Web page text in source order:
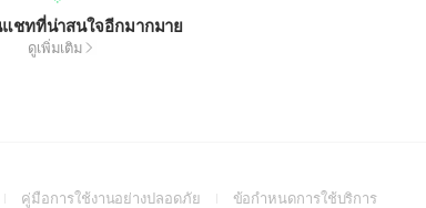
แชทที่น่าสนใจอีกมากมาย
ดูเพิ่มเติม
คู่มือการใช้งานอย่างปลอดภัย(Openข้อกำหนดการใช้บริการ(Open